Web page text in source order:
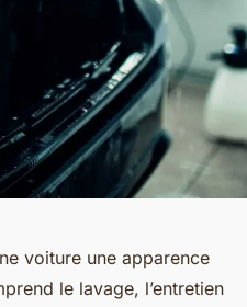
voiture une apparence
le lavage, l’entretien